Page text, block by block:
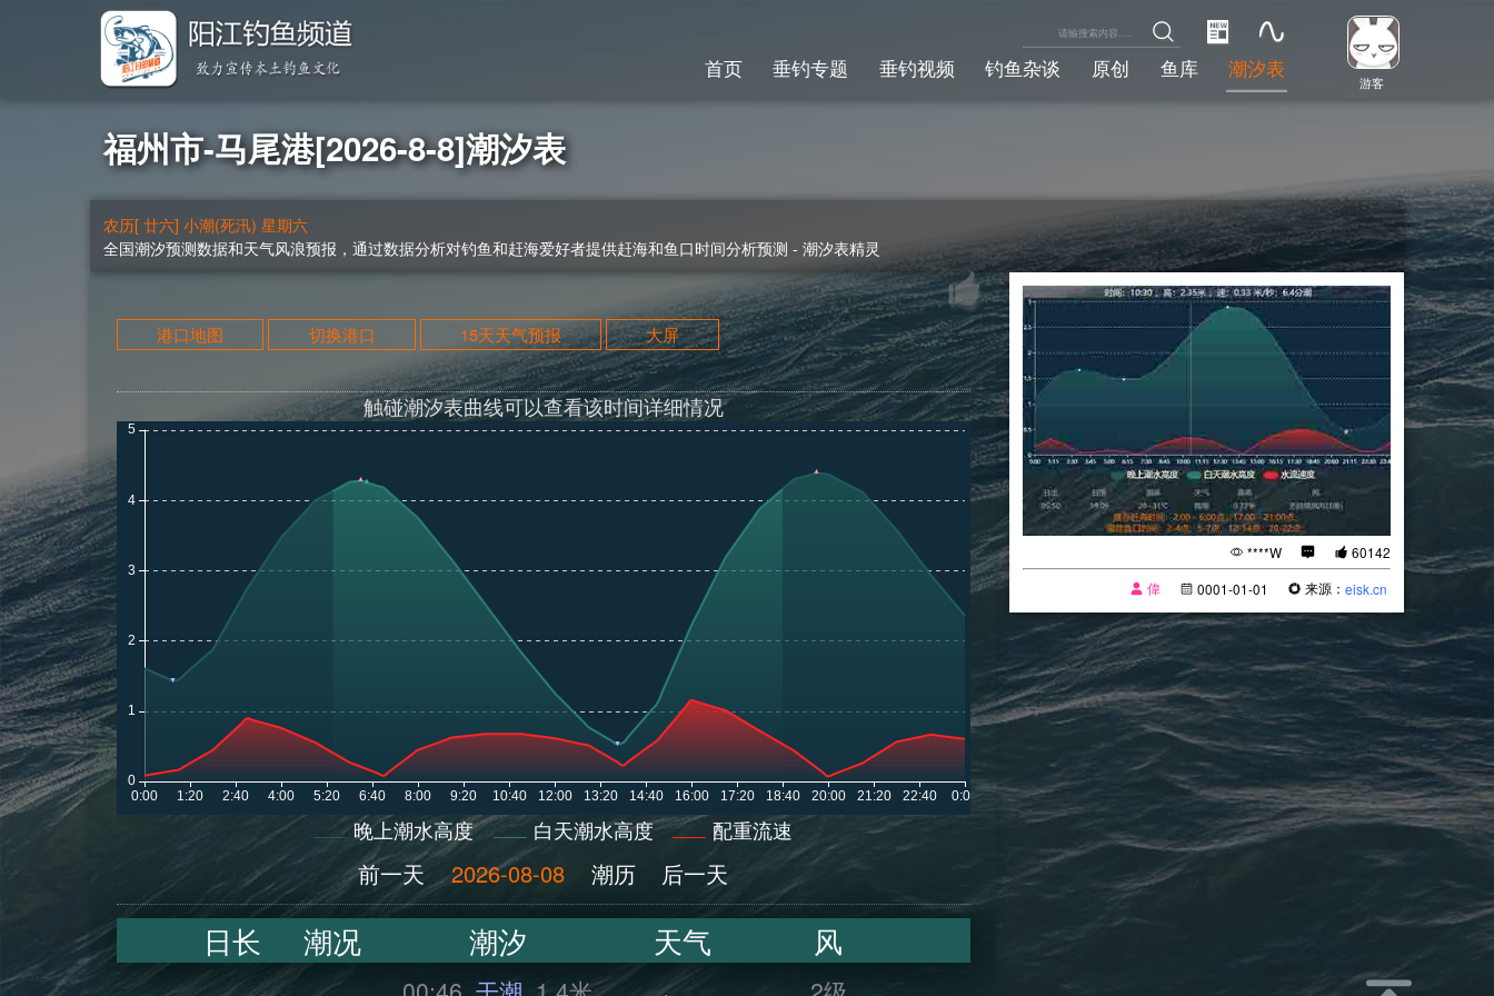
游客
首页 垂钓专题 垂钓视频 钓鱼杂谈 原创 鱼库 潮汐表
福州市-马尾港[2026-8-8]潮汐表
农历[ 廿六] 小潮(死汛) 星期六
全国潮汐预测数据和天气风浪预报，通过数据分析对钓鱼和赶海爱好者提供赶海和鱼口时间分析预测 - 潮汐表精灵
港口地图 切换港口 15天天气预报 大屏
触碰潮汐表曲线可以查看该时间详细情况
晚上潮水高度 白天潮水高度 配重流速
前一天 2026-08-08 潮历 后一天
日长 潮况 潮汐 天气 风
****W
60142
偉
0001-01-01 来源：eisk.cn